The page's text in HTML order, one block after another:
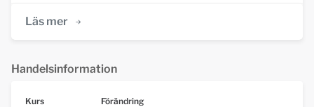
Läs mer
Handelsinformation
Kurs Förändring